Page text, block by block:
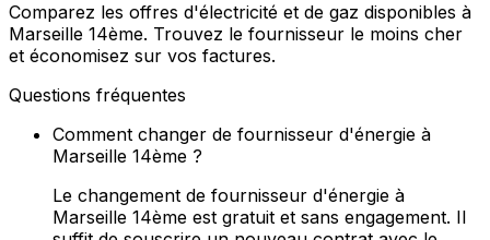
Comparez les offres d'électricité et de gaz disponibles à
Marseille 14ème. Trouvez le fournisseur le moins cher
et économisez sur vos factures.
Questions fréquentes
Comment changer de fournisseur d'énergie à
Marseille 14ème ?
Le changement de fournisseur d'énergie à
Marseille 14ème est gratuit et sans engagement. Il